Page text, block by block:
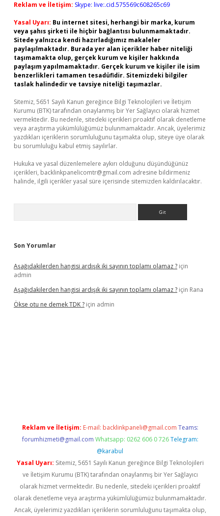
Reklam ve İletişim: Skype: live:.cid.575569c608265c69
Yasal Uyarı: Bu internet sitesi, herhangi bir marka, kurum
veya şahıs şirketi ile hiçbir bağlantısı bulunmamaktadır.
Sitede yalnızca kendi hazırladığımız makaleler
paylaşılmaktadır. Burada yer alan içerikler haber niteliği
taşımamakta olup, gerçek kurum ve kişiler hakkında
paylaşım yapılmamaktadır. Gerçek kurum ve kişiler ile isim
benzerlikleri tamamen tesadüfidir. Sitemizdeki bilgiler
taslak halindedir ve tavsiye niteliği taşımazlar.
Sitemiz, 5651 Sayılı Kanun gereğince Bilgi Teknolojileri ve İletişim
Kurumu (BTK) tarafından onaylanmış bir Yer Sağlayıcı olarak hizmet
vermektedir. Bu nedenle, sitedeki içerikleri proaktif olarak denetleme
veya araştırma yükümlülüğümüz bulunmamaktadır. Ancak, üyelerimiz
yazdıkları içeriklerin sorumluluğunu taşımakta olup, siteye üye olarak
bu sorumluluğu kabul etmiş sayılırlar.
Hukuka ve yasal düzenlemelere aykırı olduğunu düşündüğünüz
içerikleri, backlinkpanelicomtr@gmail.com adresine bildirmeniz
halinde, ilgili içerikler yasal süre içerisinde sitemizden kaldırılacaktır.
Son Yorumlar
Aşağıdakilerden hangisi ardışık iki sayının toplamı olamaz ? için
admin
Aşağıdakilerden hangisi ardışık iki sayının toplamı olamaz ? için Rana
Ökse otu ne demek TDK ? için admin
Reklam ve İletişim: E-mail: backlinkpaneli@gmail.com Teams:
forumhizmeti@gmail.com Whatsapp: 0262 606 0 726 Telegram:
@karabul
Yasal Uyarı: Sitemiz, 5651 Sayılı Kanun gereğince Bilgi Teknolojileri
ve İletişim Kurumu (BTK) tarafından onaylanmış bir Yer Sağlayıcı
olarak hizmet vermektedir. Bu nedenle, sitedeki içerikleri proaktif
olarak denetleme veya araştırma yükümlülüğümüz bulunmamaktadır.
Ancak, üyelerimiz yazdıkları içeriklerin sorumluluğunu taşımakta olup,